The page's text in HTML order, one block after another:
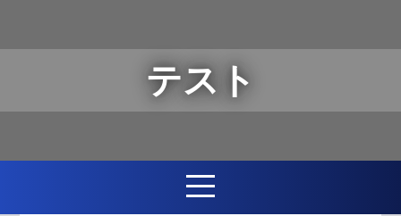
テスト